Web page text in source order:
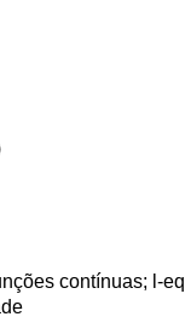
contínuas; l-